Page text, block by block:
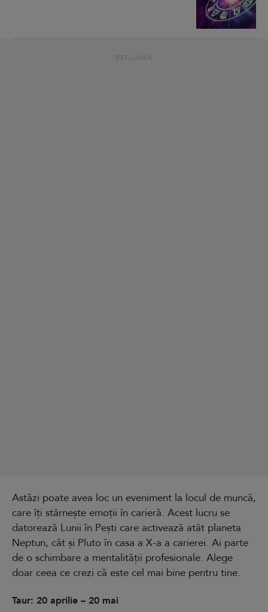
RECLAMĂ
Astăzi poate avea loc un eveniment la locul de muncă,
care îți stârnește emoții în carieră. Acest lucru se
datorează Lunii în Pești care activează atât planeta
Neptun, cât și Pluto în casa a X-a a carierei. Ai parte
de o schimbare a mentalității profesionale. Alege
doar ceea ce crezi că este cel mai bine pentru tine.
Taur: 20 aprilie – 20 mai